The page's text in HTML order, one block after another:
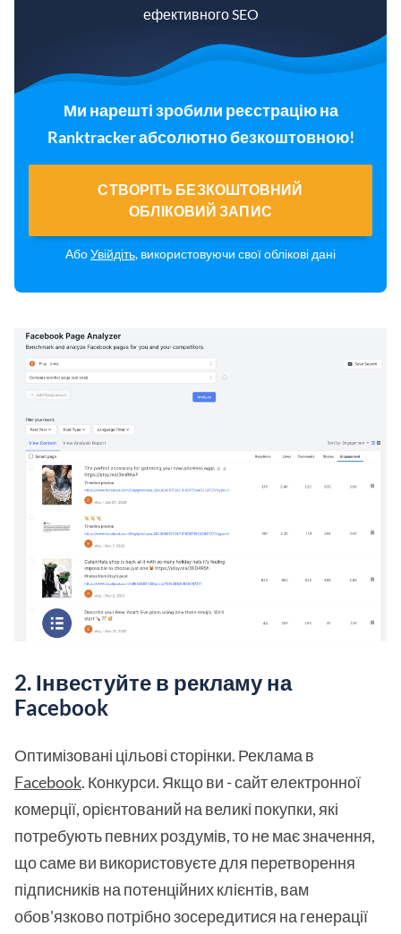
ефективного SEO
Ми нарешті зробили реєстрацію на
Ranktracker абсолютно безкоштовною!
СТВОРІТЬ БЕЗКОШТОВНИЙ
ОБЛІКОВИЙ ЗАПИС
АбоУвійдіть, використовуючи свої облікові дані
2. Інвестуйте в рекламу на
Facebook
Оптимізовані цільові сторінки. Реклама в
Facebook. Конкурси. Якщо ви - сайт електронної
комерції, орієнтований на великі покупки, які
потребують певних роздумів, то не має значення,
що саме ви використовуєте для перетворення
підписників на потенційних клієнтів, вам
обов'язково потрібно зосередитися на генерації